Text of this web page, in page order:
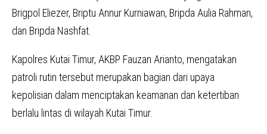
Brigpol Eliezer, Briptu Annur Kurniawan, Bripda Aulia Rahman,
dan Bripda Nashfat.
Kapolres Kutai Timur, AKBP Fauzan Arianto, mengatakan
patroli rutin tersebut merupakan bagian dari upaya
kepolisian dalam menciptakan keamanan dan ketertiban
berlalu lintas di wilayah Kutai Timur.